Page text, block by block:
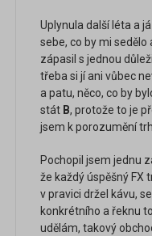
Uplynula další léta a
sebe, co by mi
zápasil s jednou
třeba si jí ani vůbec
a patu, něco, co by
stát B, protože to je
jsem k porozumění
Pochopil jsem jednu
že každý úspěšný FX
v pravici držel kávu,
konkrétního a řeknu
udělám, takový